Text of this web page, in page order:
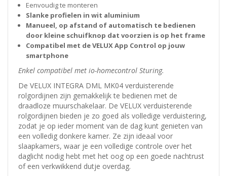
Eenvoudig te monteren
Slanke profielen in wit aluminium
Manueel, op afstand of automatisch te bedienen
door kleine schuifknop dat voorzien is op het frame
Compatibel met de VELUX App Control op jouw
smartphone
Enkel compatibel met io-homecontrol Sturing.
De VELUX INTEGRA DML MK04 verduisterende
rolgordijnen zijn gemakkelijk te bedienen met de
draadloze muurschakelaar. De VELUX verduisterende
rolgordijnen bieden je zo goed als volledige verduistering,
zodat je op ieder moment van de dag kunt genieten van
een volledig donkere kamer. Ze zijn ideaal voor
slaapkamers, waar je een volledige controle over het
daglicht nodig hebt met het oog op een goede nachtrust
of een verkwikkend dutje overdag.